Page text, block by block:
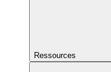
Ressources